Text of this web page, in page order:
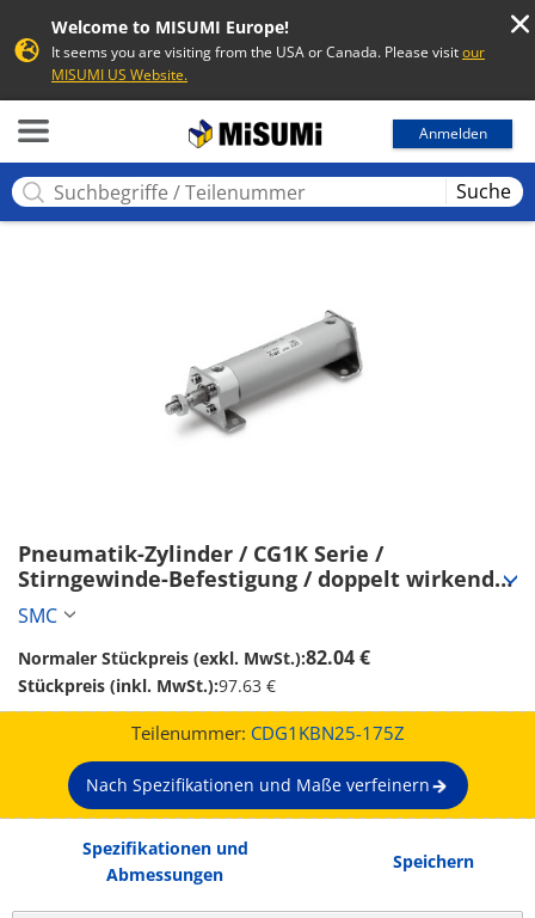
Welcome to MISUMI Europe!
It seems you are visiting from the USA or Canada. Please visitour
MISUMI US Website.
Anmelden
Suche
Pneumatik-Zylinder / CG1K Serie /
Stirngewinde-Befestigung / doppelt wirkend
(CDG1KBN25-175Z)
SMC
Normaler Stückpreis (exkl. MwSt.):82.04 €
Stückpreis (inkl. MwSt.):97.63 €
Teilenummer: CDG1KBN25-175Z
Nach Spezifikationen und Maße verfeinern
Spezifikationen und
Abmessungen
Speichern